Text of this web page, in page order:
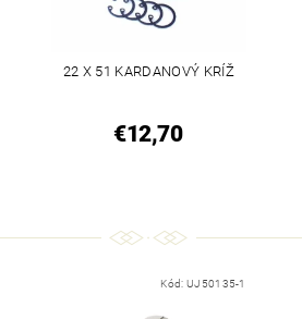
22 X 51 KARDANOVÝ KRÍŽ
€12,70
Kód: UJ50135-1